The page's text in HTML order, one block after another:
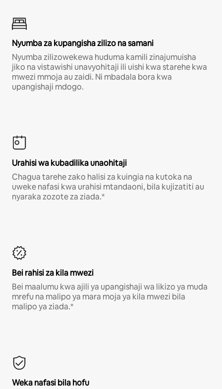
Nyumba za kupangisha zilizo na samani
Nyumba zilizowekewa huduma kamili zinajumuisha
jiko na vistawishi unavyohitaji ili uishi kwa starehe kwa
mwezi mmoja au zaidi. Ni mbadala bora kwa
upangishaji mdogo.
Urahisi wa kubadilika unaohitaji
Chagua tarehe zako halisi za kuingia na kutoka na
uweke nafasi kwa urahisi mtandaoni, bila kujizatiti au
nyaraka zozote za ziada.*
Bei rahisi za kila mwezi
Bei maalumu kwa ajili ya upangishaji wa likizo ya muda
mrefu na malipo ya mara moja ya kila mwezi bila
malipo ya ziada.*
Weka nafasi bila hofu